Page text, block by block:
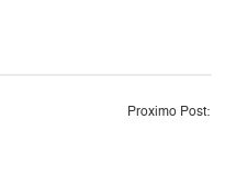
Proximo Post: